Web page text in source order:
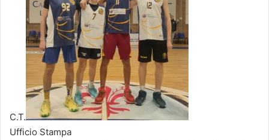
C.T.
Ufficio Stampa